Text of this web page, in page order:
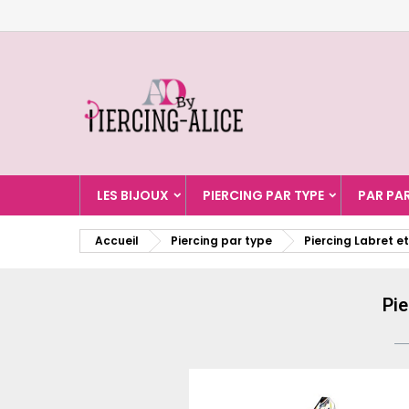
LES BIJOUX PIERCING PAR TYPE PAR
Accueil Piercing par type Piercing Labret